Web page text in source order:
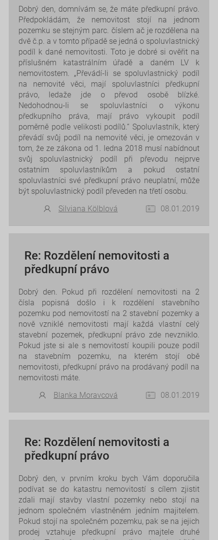
Dobrý den, domnívám se, že máte předkupní právo.
Předpokládám, že nemovitost stojí na jednom
pozemku se stejným parc. číslem ač je rozdělena na
dvě č.p. a v tomto případě se jedná o spoluvlastnický
podíl k dané nemovitosti. Toto je dobré si ověřit na
příslušném katastrálním úřadě a daném LV k
nemovitostem. „Převádí-li se spoluvlastnický podíl
na nemovité věci, mají spoluvlastníci předkupní
právo, ledaže jde o převod osobě blízké.
Nedohodnou-li se spoluvlastníci o výkonu
předkupního práva, mají právo vykoupit podíl
poměrně podle velikosti podílů.“ Spoluvlastník, který
převádí svůj podíl na nemovité věci, je omezován v
tom, že ze zákona od 1. ledna 2018 musí nabídnout
svůj spoluvlastnický podíl při převodu nejprve
ostatním spoluvlastníkům a pokud ostatní
spoluvlastníci své předkupní právo neuplatní, může
být spoluvlastnický podíl převeden na třetí osobu.
Silviana Kölblová
08.01.2019
Re: Rozdělení nemovitosti a
předkupní právo
Dobrý den. Pokud při rozdělení nemovitosti na 2
čísla popisná došlo i k rozdělení stavebního
pozemku pod nemovitostí na 2 stavební pozemky a
nově vzniklé nemovitosti mají každá vlastní celý
stavební pozemek, předkupní právo zde nevzniklo.
Pokud jste si ale s nemovitostí koupili pouze podíl
na stavebním pozemku, na kterém stojí obě
nemovitosti, předkupní právo na prodávaný podíl na
nemovitosti máte.
Blanka Moravcová
08.01.2019
Re: Rozdělení nemovitosti a
předkupní právo
Dobrý den, v prvním kroku bych Vám doporučila
podívat se do katastru nemovitostí s cílem zjistit
zdali mají stavby vlastní pozemky nebo stojí na
jednom společném vlastněném jedním majitelem.
Pokud stojí na společném pozemku, pak se na jejich
prodej vztahuje předkupní právo majtele druhé